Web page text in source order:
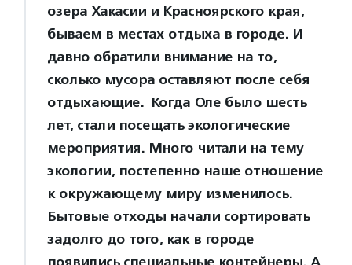
озера Хакасии и Красноярского края,
бываем в местах отдыха в городе. И
давно обратили внимание на то,
сколько мусора оставляют после себя
отдыхающие. Когда Оле было шесть
лет, стали посещать экологические
мероприятия. Много читали на тему
экологии, постепенно наше отношение
к окружающему миру изменилось.
Бытовые отходы начали сортировать
задолго до того, как в городе